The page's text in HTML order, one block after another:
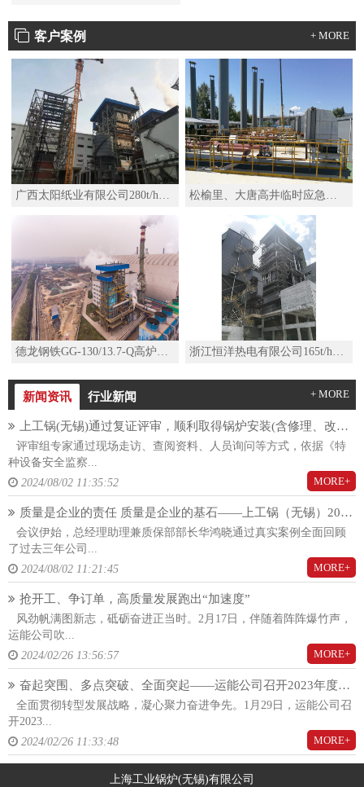
客户案例 + MORE
广西太阳纸业有限公司280t/h高温高压锅炉 松榆里、大唐高井临时应急热源项目移动热源机组SZS29-2.5/110/50-Q水管D型燃气锅炉
德龙钢铁GG-130/13.7-Q高炉煤气锅炉 浙江恒洋热电有限公司165t/h高温高压锅炉及其配套系统改造项目
新闻资讯 行业新闻 + MORE
上工锅(无锡)通过复证评审，顺利取得锅炉安装(含修理、改造)(A)许可证！
评审组专家通过现场走访、查阅资料、人员询问等方式，依据《特
种设备安全监察...
2024/08/02 11:35:52
MORE+
质量是企业的责任 质量是企业的基石——上工锅（无锡）2024年度质量大会隆重召开
会议伊始，总经理助理兼质保部部长华鸿晓通过真实案例全面回顾
了过去三年公司...
2024/08/02 11:21:45
MORE+
抢开工、争订单，高质量发展跑出“加速度”
风劲帆满图新志，砥砺奋进正当时。2月17日，伴随着阵阵爆竹声，
运能公司吹...
2024/02/26 13:56:57
MORE+
奋起突围、多点突破、全面突起——运能公司召开2023年度总结暨2024年度工作动员大会
全面贯彻转型发展战略，凝心聚力奋进争先。1月29日，运能公司召
开2023...
2024/02/26 11:33:48
MORE+
上海工业锅炉(无锡)有限公司